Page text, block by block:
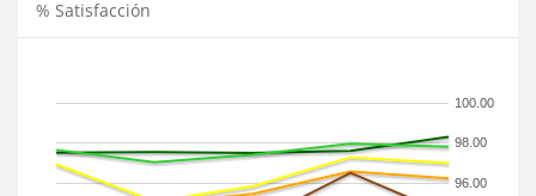
% Satisfacción
96.00
98.00
100.00